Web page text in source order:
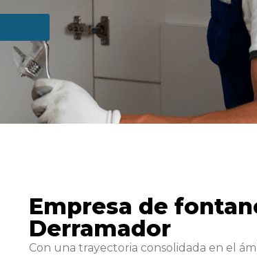
Empresa de
Derramador
Con una trayectoria consolidada en el